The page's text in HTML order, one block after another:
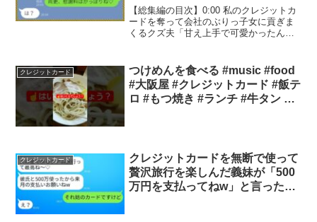
ったんだ！」→離婚を拒むクズ夫
に嫁がある条件を突き付けてやっ
た結果www【総集編】
【総集編の目次】0:00 私のクレジットカ
ードを奪って会社のぶりっ子女に貢ぎま
くるクズ夫「甘え上手で可愛かったん
追い出してきた里帰り出産中の義妹「...
クレジットカード
つけめんを食べる #music #food
#大阪屋 #クレジットカード #飯テ
ロ #もつ焼き #ランチ #牛タン #
クレジットカード
クレジットカードを無断で使って
贅沢旅行を楽しんだ義妹が「500
万円を支払ってねw」と言った